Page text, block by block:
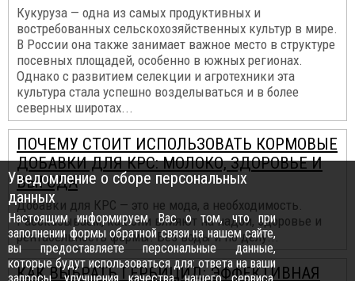
Кукуруза — одна из самых продуктивных и
востребованных сельскохозяйственных культур в мире.
В России она также занимает важное место в структуре
посевных площадей, особенно в южных регионах.
Однако с развитием селекции и агротехники эта
культура стала успешно возделываться и в более
северных широтах...
ПОЧЕМУ СТОИТ ИСПОЛЬЗОВАТЬ КОРМОВЫЕ
ДОБАВКИ ДЛЯ КРС: МОЛОКО, ЗДОРОВЬЕ И
ВЫГОДА
Добавки для КРС — это не мода, а необходимость.
Рассказываем, как они влияют на надои, здоровье и
рентабельность фермы. Без воды и по делу...
КАК ВЫБРАТЬ ГЕРБИЦИД: ЭФФЕКТИВНАЯ
Уведомление о сборе персональных
данных
Настоящим информируем Вас о том, что при
заполнении формы обратной связи на нашем сайте,
вы предоставляете персональные данные,
которые будут использоваться для: ответа на ваши